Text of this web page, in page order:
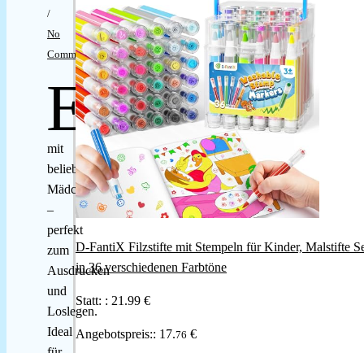
/
No
Comments
E ntdecke
wunderschöne
Ausmalbilder
mit
beliebten
Mädchennamen
–
perfekt
zum
Ausdrucken
und
Loslegen.
Ideal
D-FantiX Filzstifte mit Stempeln für Kinder, Malstifte
in 36 verschiedenen Farbtöne
Statt: : 21.99 €
Angebotspreis:: 17.76 €